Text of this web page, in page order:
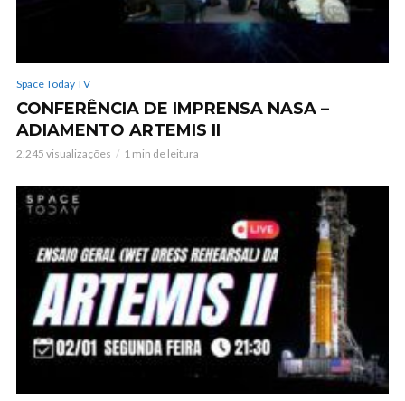
Space Today TV
CONFERÊNCIA DE IMPRENSA NASA –
ADIAMENTO ARTEMIS II
2.245 visualizações 1 min de leitura